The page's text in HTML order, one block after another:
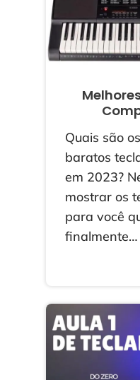
Quais são
baratos
em 2023?
mostrar os
para você
finalmente…